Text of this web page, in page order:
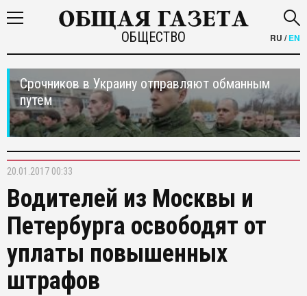
ОБЩЕСТВО RU /EN
Срочников в Украину отправляют обманным
путем
20.01.2017 00:33
Водителей из Москвы и
Петербурга освободят от
уплаты повышенных
штрафов